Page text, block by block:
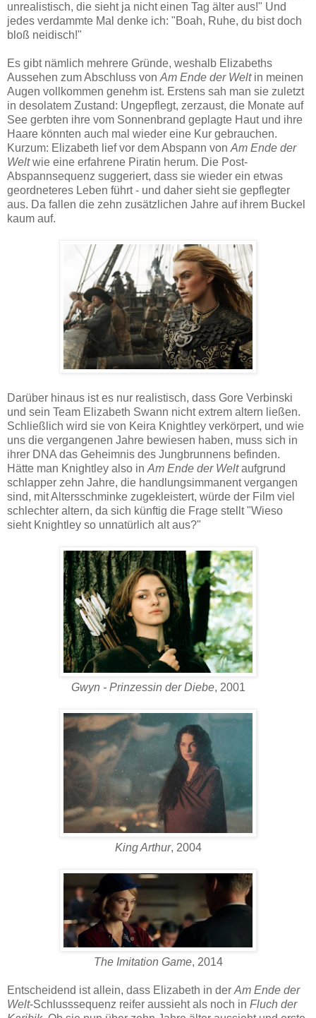
unrealistisch, die sieht ja nicht einen Tag älter aus!" Und
jedes verdammte Mal denke ich: "Boah, Ruhe, du bist doch
bloß neidisch!"
Es gibt nämlich mehrere Gründe, weshalb Elizabeths
Aussehen zum Abschluss von Am Ende der Weltin meinen
Augen vollkommen genehm ist. Erstens sah man sie zuletzt
in desolatem Zustand: Ungepflegt, zerzaust, die Monate auf
See gerbten ihre vom Sonnenbrand geplagte Haut und ihre
Haare könnten auch mal wieder eine Kur gebrauchen.
Kurzum: Elizabeth lief vor dem Abspann von Am Ende der
Weltwie eine erfahrene Piratin herum. Die Post-
Abspannsequenz suggeriert, dass sie wieder ein etwas
geordneteres Leben führt - und daher sieht sie gepflegter
aus. Da fallen die zehn zusätzlichen Jahre auf ihrem Buckel
kaum auf.
Darüber hinaus ist es nur realistisch, dass Gore Verbinski
und sein Team Elizabeth Swann nicht extrem altern ließen.
Schließlich wird sie von Keira Knightley verkörpert, und wie
uns die vergangenen Jahre bewiesen haben, muss sich in
ihrer DNA das Geheimnis des Jungbrunnens befinden.
Hätte man Knightley also in Am Ende der Weltaufgrund
schlapper zehn Jahre, die handlungsimmanent vergangen
sind, mit Altersschminke zugekleistert, würde der Film viel
schlechter altern, da sich künftig die Frage stellt "Wieso
sieht Knightley so unnatürlich alt aus?"
Gwyn - Prinzessin der Diebe, 2001
King Arthur, 2004
The Imitation Game, 2014
Entscheidend ist allein, dass Elizabeth in der Am Ende der
Welt-Schlusssequenz reifer aussieht als noch in Fluch der